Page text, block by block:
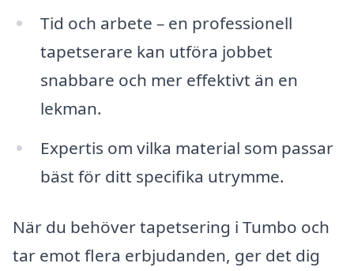
Tid och arbete – en professionell
tapetserare kan utföra jobbet
snabbare och mer effektivt än en
lekman.
Expertis om vilka material som passar
bäst för ditt specifika utrymme.
När du behöver tapetsering i Tumbo och
tar emot flera erbjudanden, ger det dig